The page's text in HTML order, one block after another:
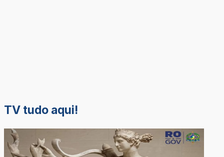
TV tudo aqui!